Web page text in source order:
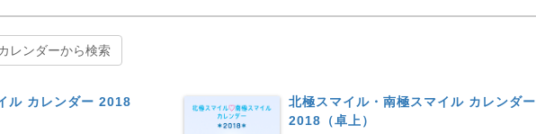
レンダーから検索
ル カレンダー 2018
北極スマイル・南極スマイル カレンダー
2018（卓上）